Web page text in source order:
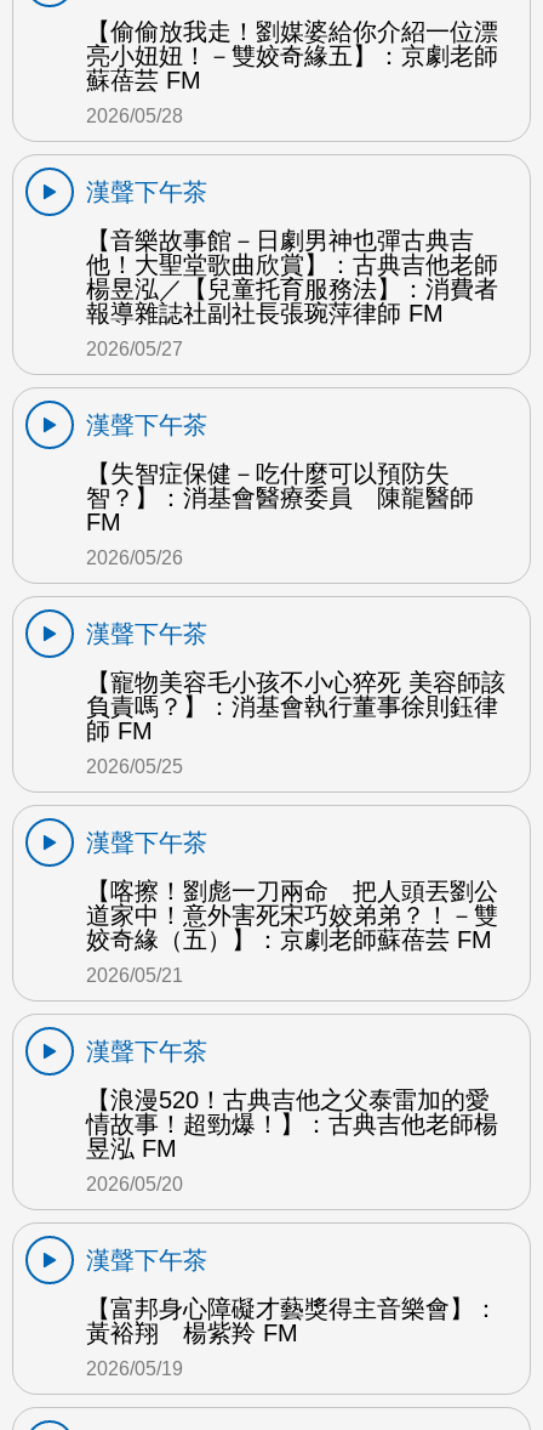
【偷偷放我走！劉媒婆給你介紹一位漂
亮小妞妞！－雙姣奇緣五】：京劇老師
蘇蓓芸 FM
2026/05/28
漢聲下午茶
【音樂故事館－日劇男神也彈古典吉
他！大聖堂歌曲欣賞】：古典吉他老師
楊昱泓／【兒童托育服務法】：消費者
報導雜誌社副社長張琬萍律師 FM
2026/05/27
漢聲下午茶
【失智症保健－吃什麼可以預防失
智？】：消基會醫療委員 陳龍醫師
FM
2026/05/26
漢聲下午茶
【寵物美容毛小孩不小心猝死 美容師該
負責嗎？】：消基會執行董事徐則鈺律
師 FM
2026/05/25
漢聲下午茶
【喀擦！劉彪一刀兩命 把人頭丟劉公
道家中！意外害死宋巧姣弟弟？！－雙
姣奇緣（五）】：京劇老師蘇蓓芸 FM
2026/05/21
漢聲下午茶
【浪漫520！古典吉他之父泰雷加的愛
情故事！超勁爆！】：古典吉他老師楊
昱泓 FM
2026/05/20
漢聲下午茶
【富邦身心障礙才藝獎得主音樂會】：
黃裕翔 楊紫羚 FM
2026/05/19